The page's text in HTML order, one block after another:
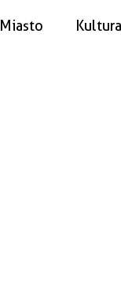
Miasto Kultura